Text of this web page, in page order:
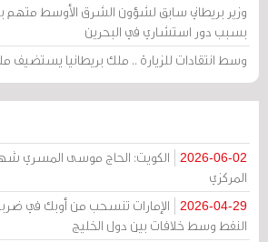
وزير بريطاني سابق لشؤون الشرق الأوسط متهم
بسبب دور استشاري في البحرين
وسط انتقادات للزيارة .. ملك بريطانيا يستضيف
2026-06-02
الكويت: الحاج موسى المسري
المركزي
2026-04-29
الإمارات تنسحب من أوبك في
النفط وسط خلافات بين دول الخليج